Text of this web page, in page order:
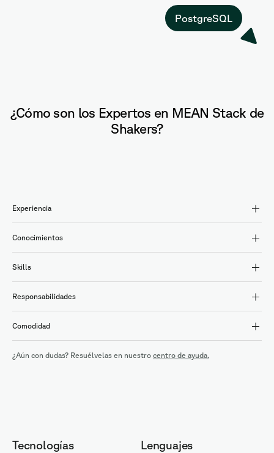
PostgreSQL
¿Cómo son los Expertos en MEAN Stack de
Shakers?
Experiencia
Conocimientos
Skills
Responsabilidades
Comodidad
¿Aún con dudas? Resuélvelas en nuestro centro de ayuda.
Tecnologías Lenguajes